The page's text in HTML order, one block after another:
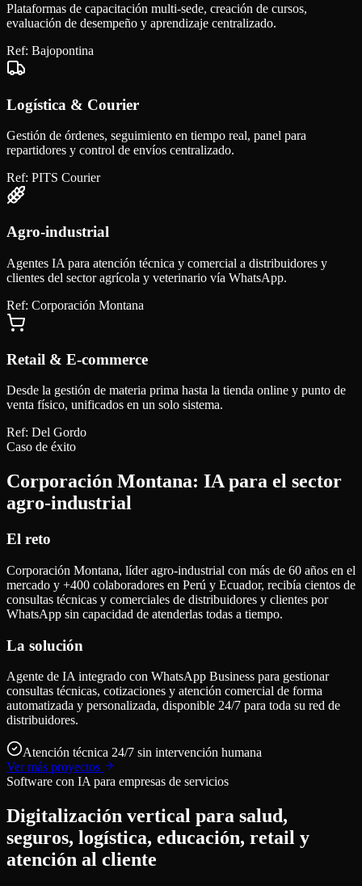
Plataformas de capacitación multi-sede, creación de cursos,
evaluación de desempeño y aprendizaje centralizado.
Ref: Bajopontina
Logística & Courier
Gestión de órdenes, seguimiento en tiempo real, panel para
repartidores y control de envíos centralizado.
Ref: PITS Courier
Agro-industrial
Agentes IA para atención técnica y comercial a distribuidores y
clientes del sector agrícola y veterinario vía WhatsApp.
Ref: Corporación Montana
Retail & E-commerce
Desde la gestión de materia prima hasta la tienda online y punto de
venta físico, unificados en un solo sistema.
Ref: Del Gordo
Caso de éxito
Corporación Montana: IA para el sector
agro-industrial
El reto
Corporación Montana, líder agro-industrial con más de 60 años en el
mercado y +400 colaboradores en Perú y Ecuador, recibía cientos de
consultas técnicas y comerciales de distribuidores y clientes por
WhatsApp sin capacidad de atenderlas todas a tiempo.
La solución
Agente de IA integrado con WhatsApp Business para gestionar
consultas técnicas, cotizaciones y atención comercial de forma
automatizada y personalizada, disponible 24/7 para toda su red de
distribuidores.
Atención técnica 24/7 sin intervención humana
Ver más proyectos
Software con IA para empresas de servicios
Digitalización vertical para salud,
seguros, logística, educación, retail y
atención al cliente